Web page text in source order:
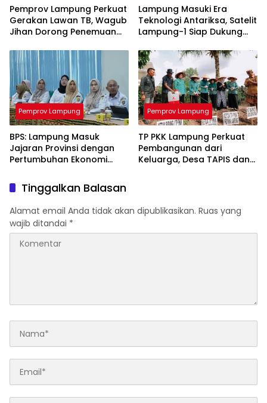
Pemprov Lampung Perkuat
Gerakan Lawan TB, Wagub
Jihan Dorong Penemuan
Tuntas
Lampung Masuki Era
Teknologi Antariksa, Satelit
Lampung-1 Siap Dukung
Pemprov Lampung
BPS: Lampung Masuk
Jajaran Provinsi dengan
Pertumbuhan Ekonomi
Pemprov Lampung
TP PKK Lampung Perkuat
Pembangunan dari
Keluarga, Desa TAPIS dan
Tinggalkan Balasan
Alamat email Anda tidak akan dipublikasikan. Ruas yang
wajib ditandai *